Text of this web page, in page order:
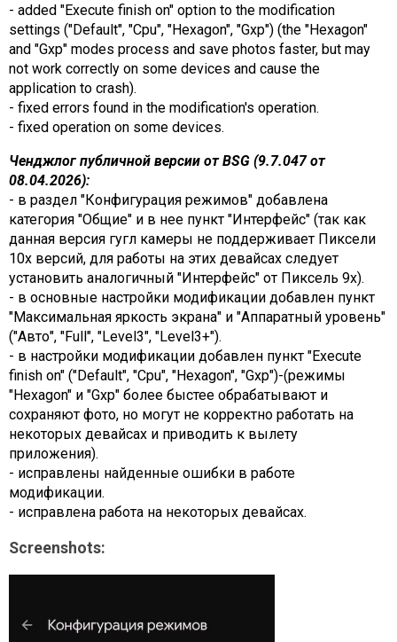
- added "Execute finish on" option to the modification
settings ("Default", "Cpu", "Hexagon", "Gxp") (the "Hexagon"
and "Gxp" modes process and save photos faster, but may
not work correctly on some devices and cause the
application to crash).
- fixed errors found in the modification's operation.
- fixed operation on some devices.
Ченджлог публичной версии от BSG (9.7.047 от
08.04.2026):
- в раздел "Конфигурация режимов" добавлена
категория "Общие" и в нее пункт "Интерфейс" (так как
данная версия гугл камеры не поддерживает Пиксели
10х версий, для работы на этих девайсах следует
установить аналогичный "Интерфейс" от Пиксель 9х).
- в основные настройки модификации добавлен пункт
"Максимальная яркость экрана" и "Аппаратный уровень"
("Авто", "Full", "Level3", "Level3+").
- в настройки модификации добавлен пункт "Execute
finish on" ("Default", "Cpu", "Hexagon", "Gxp")-(режимы
"Hexagon" и "Gxp" более быстее обрабатывают и
сохраняют фото, но могут не корректно работать на
некоторых девайсах и приводить к вылету
приложения).
- исправлены найденные ошибки в работе
модификации.
- исправлена работа на некоторых девайсах.
Screenshots: